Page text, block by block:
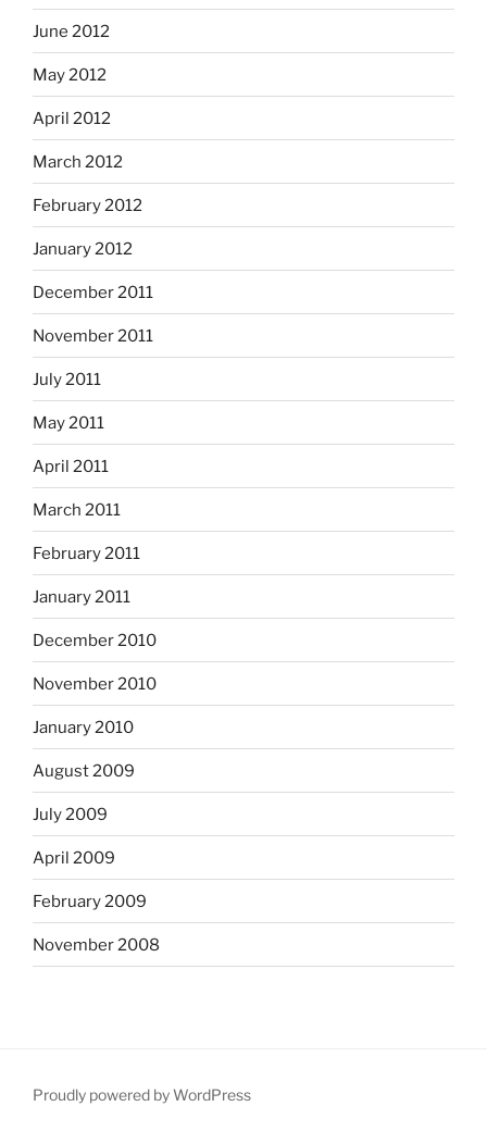
June 2012
May 2012
April 2012
March 2012
February 2012
January 2012
December 2011
November 2011
July 2011
May 2011
April 2011
March 2011
February 2011
January 2011
December 2010
November 2010
January 2010
August 2009
July 2009
April 2009
February 2009
November 2008
Proudly powered by WordPress